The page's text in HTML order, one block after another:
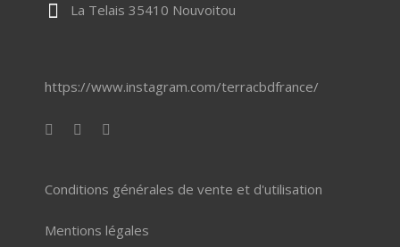
La Telais 35410 Nouvoitou
https://www.instagram.com/terracbdfrance/
Conditions générales de vente et d'utilisation
Mentions légales